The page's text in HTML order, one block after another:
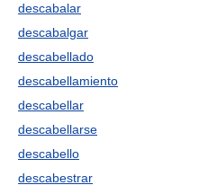
descabalar
descabalgar
descabellado
descabellamiento
descabellar
descabellarse
descabello
descabestrar